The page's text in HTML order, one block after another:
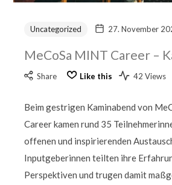
Uncategorized 27. November
MeCoSa MINT Career –
Share Like this 42 Views
Beim gestrigen Kaminabend von
Career kamen rund 35
offenen und inspirierenden
Inputgeberinnen teilten ihre
Perspektiven und trugen damit